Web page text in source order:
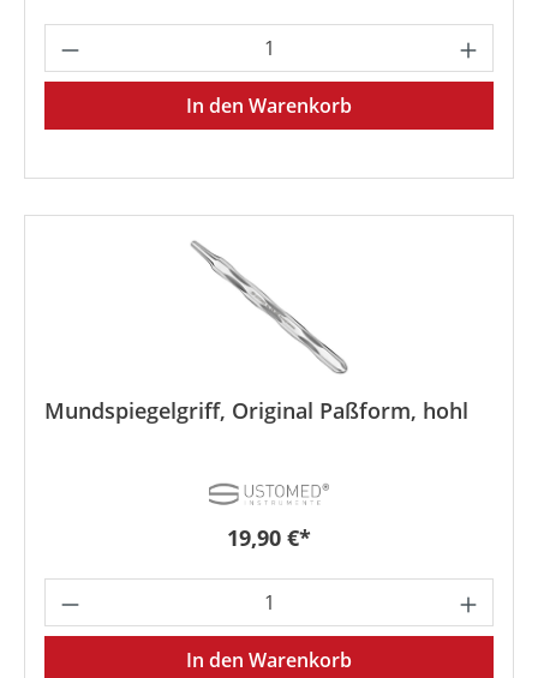
Produkt Anzahl: Gib den
In den Warenkorb
Mundspiegelgriff, Original Paßform, hohl
Regulärer Preis:
19,90 €*
Produkt Anzahl: Gib den
In den Warenkorb